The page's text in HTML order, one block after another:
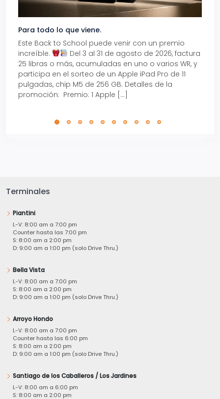
Para todo lo que viene.
Este Back to School puede venir con un premio
increíble.
Del 3 al 31 de agosto de 2026, factura
25 libras o más, acumuladas en uno o varios WR, y
participa en el sorteo de un Apple iPad Pro de 11
pulgadas, chip M5 de 256 GB. Detalles de la
promoción: Premio: 1 Apple […]
Terminales
Piantini
L-V: 8:00 am a 7:00 pm
Counter hasta las 7:00 pm
S: 8:00 am a 2:00 pm
D: 9:00 am a 1:00 pm (solo Drive Thru.)
Bella Vista
L-V: 8:00 am a 7:00 pm
S: 8:00 am a 2:00 pm
D: 9:00 am a 1:00 pm (solo Drive Thru.)
Arroyo Hondo
L-V: 8:00 am a 7:00 pm
Counter hasta las 6:00 pm
S: 8:00 am a 2:00 pm
D: 9:00 am a 1:00 pm (solo Drive Thru.)
Santiago de los Caballeros / Los Jardines
L-V: 8:00 am a 6:00 pm
S: 8:00 am a 2:00 pm